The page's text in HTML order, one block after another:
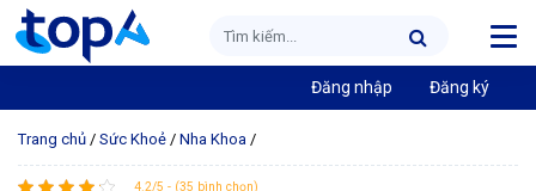
Đăng nhập Đăng ký
Trang chủ / Sức Khoẻ / Nha Khoa /
4.2/5 - (35 bình chọn)